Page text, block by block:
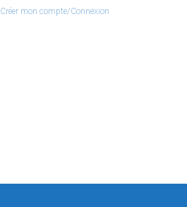
Créer mon compte/Connexion